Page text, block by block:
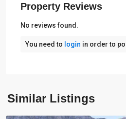
Property Reviews
No reviews found.
You need to login in order to
Similar Listings
Pedreguer